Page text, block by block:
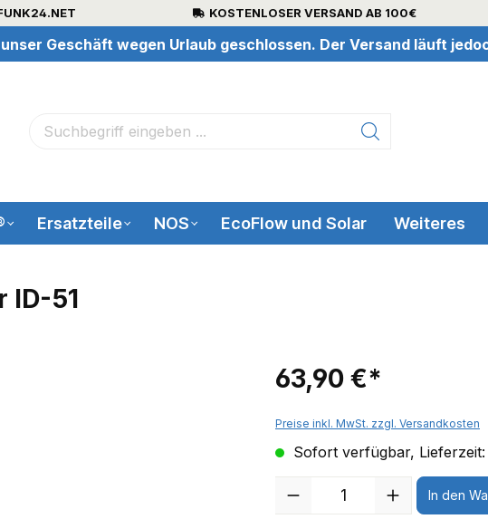
KOSTENLOSER VERSAND AB 100€
Geschäft wegen Urlaub geschlossen. Der Versand läuft
Ersatzteile NOS EcoFlow und Solar Weiteres
ID-51
63,90 €*
Preise inkl. MwSt. zzgl. Versandkosten
Sofort verfügbar, Lieferzeit:
In den